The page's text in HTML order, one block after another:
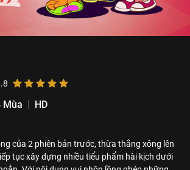
Mùa
HD
của 2 phiên bản trước, thừa thắng xông lên
tục xây dựng nhiều tiểu phẩm hài kịch dưới